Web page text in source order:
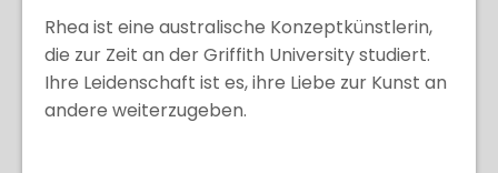
Rhea ist eine australische Konzeptkünstlerin,
die zur Zeit an der Griffith University studiert.
Ihre Leidenschaft ist es, ihre Liebe zur Kunst an
andere weiterzugeben.